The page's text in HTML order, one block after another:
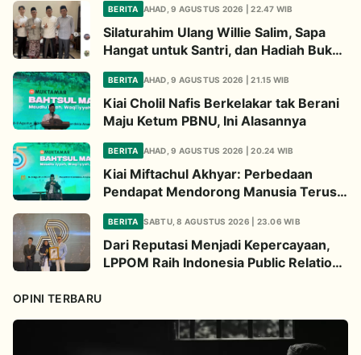
BERITA AHAD, 9 AGUSTUS 2026 | 22.47 WIB
Silaturahim Ulang Willie Salim, Sapa
Hangat untuk Santri, dan Hadiah Buku
BERITA AHAD, 9 AGUSTUS 2026 | 21.15 WIB
Kiai Cholil Nafis Berkelakar tak Berani
Maju Ketum PBNU, Ini Alasannya
BERITA AHAD, 9 AGUSTUS 2026 | 20.24 WIB
Kiai Miftachul Akhyar: Perbedaan
Pendapat Mendorong Manusia Terus
BERITA SABTU, 8 AGUSTUS 2026 | 23.06 WIB
Dari Reputasi Menjadi Kepercayaan,
LPPOM Raih Indonesia Public Relations
OPINI TERBARU